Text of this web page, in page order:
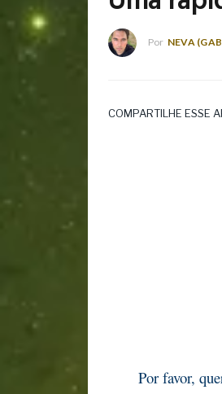
Por NEVA
COMPARTILHE ESSE
Por favor,